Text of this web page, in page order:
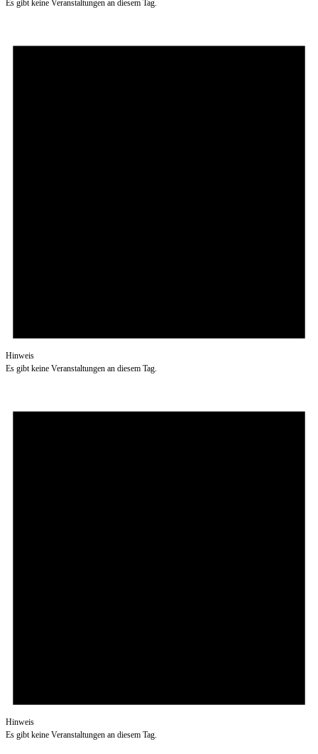
Es gibt keine Veranstaltungen an diesem Tag.
Hinweis
Es gibt keine Veranstaltungen an diesem Tag.
Hinweis
Es gibt keine Veranstaltungen an diesem Tag.